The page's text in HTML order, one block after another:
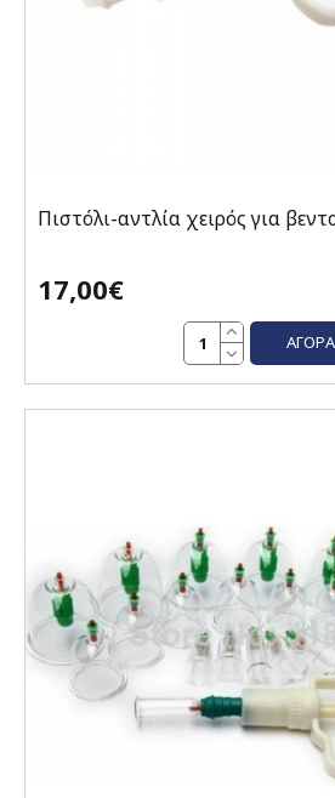
Πιστόλι-αντλία χειρός για
17,00€
ΑΓΟΡΆ